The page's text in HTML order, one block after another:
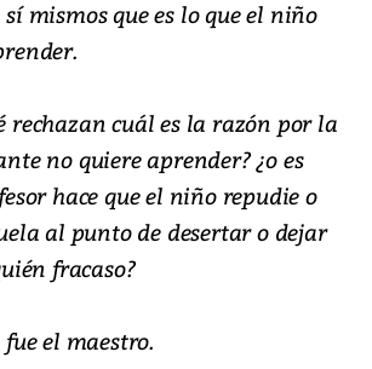
mismos que es lo que el niño
rechazan cuál es la razón por la
no quiere aprender? ¿o es
hace que el niño repudie o
al punto de desertar o dejar
fracaso?
el maestro.